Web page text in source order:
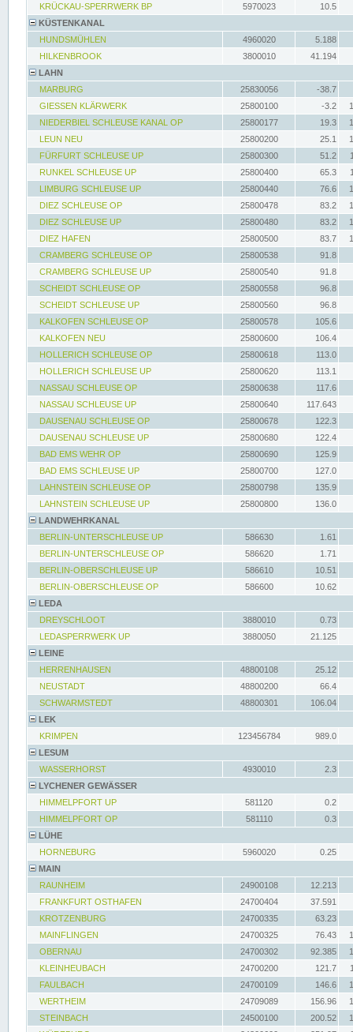
KRÜCKAU-SPERRWERK BP
5970023
10.5
KÜSTENKANAL
HUNDSMÜHLEN
4960020
5.188
HILKENBROOK
3800010
41.194
LAHN
MARBURG
25830056
-38.7
GIESSEN KLÄRWERK
25800100 -3.2
NIEDERBIEL SCHLEUSE KANAL OP
25800177 19.3
LEUN NEU
25800200 25.1
FÜRFURT SCHLEUSE UP
25800300 51.2
RUNKEL SCHLEUSE UP
25800400 65.3
LIMBURG SCHLEUSE UP
25800440 76.6
DIEZ SCHLEUSE OP
25800478 83.2
DIEZ SCHLEUSE UP
25800480 83.2
DIEZ HAFEN
25800500 83.7
CRAMBERG SCHLEUSE OP
25800538
91.8
CRAMBERG SCHLEUSE UP
25800540
91.8
SCHEIDT SCHLEUSE OP
25800558
96.8
SCHEIDT SCHLEUSE UP
25800560
96.8
KALKOFEN SCHLEUSE OP
25800578
105.6
KALKOFEN NEU
25800600
106.4
HOLLERICH SCHLEUSE OP
25800618
113.0
HOLLERICH SCHLEUSE UP
25800620
113.1
NASSAU SCHLEUSE OP
25800638
117.6
NASSAU SCHLEUSE UP
25800640
117.643
DAUSENAU SCHLEUSE OP
25800678
122.3
DAUSENAU SCHLEUSE UP
25800680
122.4
BAD EMS WEHR OP
25800690
125.9
BAD EMS SCHLEUSE UP
25800700
127.0
LAHNSTEIN SCHLEUSE OP
25800798
135.9
LAHNSTEIN SCHLEUSE UP
25800800
136.0
LANDWEHRKANAL
BERLIN-UNTERSCHLEUSE UP
586630
1.61
BERLIN-UNTERSCHLEUSE OP
586620
1.71
BERLIN-OBERSCHLEUSE UP
586610
10.51
BERLIN-OBERSCHLEUSE OP
586600
10.62
LEDA
DREYSCHLOOT
3880010
0.73
LEDASPERRWERK UP
3880050
21.125
LEINE
HERRENHAUSEN
48800108
25.12
NEUSTADT
48800200
66.4
SCHWARMSTEDT
48800301
106.04
LEK
KRIMPEN
123456784
989.0
LESUM
WASSERHORST
4930010
2.3
LYCHENER GEWÄSSER
HIMMELPFORT UP
581120
0.2
HIMMELPFORT OP
581110
0.3
LÜHE
HORNEBURG
5960020
0.25
MAIN
RAUNHEIM
24900108
12.213
FRANKFURT OSTHAFEN
24700404
37.591
KROTZENBURG
24700335
63.23
MAINFLINGEN
24700325 76.43
OBERNAU
24700302 92.385
KLEINHEUBACH
24700200 121.7
FAULBACH
24700109 146.6
WERTHEIM
24709089 156.96
STEINBACH
24500100 200.52